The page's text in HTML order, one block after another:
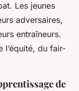
Les jeunes
adversaires,
entraîneurs.
l’équité, du fair-
de